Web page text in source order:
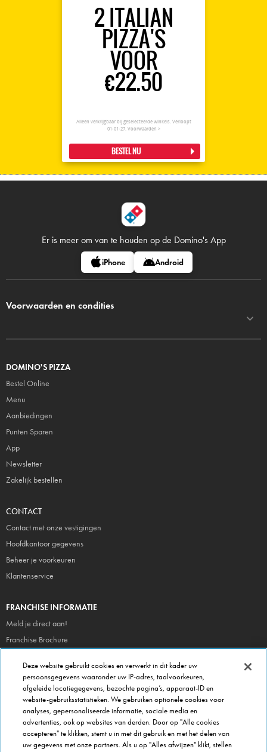
2 ITALIAN
PIZZA'S
VOOR
€22.50
Alleen verkrijgbaar bij geselecteerde winkels. Verloopt
01-01-27. Voorwaarden >
BESTEL NU
Er is meer om van te houden op de Domino's App
iPhone Android
Voorwaarden en condities
DOMINO'S PIZZA
Bestel Online
Menu
Aanbiedingen
Punten Sparen
App
Newsletter
Zakelijk bestellen
CONTACT
Contact met onze vestigingen
Hoofdkantoor gegevens
Beheer je voorkeuren
Klantenservice
FRANCHISE INFORMATIE
Meld je direct aan!
Franchise Brochure
OVER DOMINOS
Newsroom
Werken bij Domino's
Care Team (voor medewerkers)
Deze website gebruikt cookies en verwerkt in dit kader uw
persoonsgegevens waaronder uw IP-adres, taalvoorkeuren,
afgeleide locatiegegevens, bezochte pagina’s, apparaat-ID en
website-gebruiksstatistieken. We gebruiken optionele cookies voor
analyses, gepersonaliseerde informatie, sociale media en
advertenties, ook op websites van derden. Door op "Alle cookies
accepteren" te klikken, stemt u in met dit gebruik en met het delen van
uw gegevens met onze partners. Als u op "Alles afwijzen" klikt, stellen